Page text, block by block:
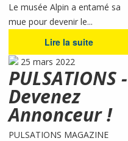
Le musée Alpin a entamé sa
mue pour devenir le...
Lire la suite
25 mars 2022
PULSATIONS -
Devenez
Annonceur !
PULSATIONS MAGAZINE